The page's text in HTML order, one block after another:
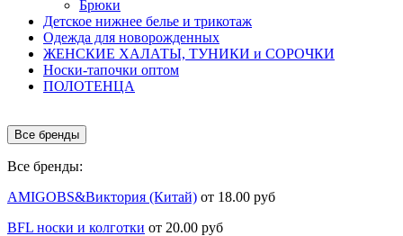
Брюки
Детское нижнее белье и трикотаж
Одежда для новорожденных
ЖЕНСКИЕ ХАЛАТЫ, ТУНИКИ и СОРОЧКИ
Носки-тапочки оптом
ПОЛОТЕНЦА
Все бренды
Все бренды:
AMIGOBS&Виктория (Китай) от 18.00 руб
BFL носки и колготки от 20.00 руб